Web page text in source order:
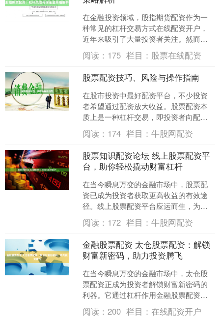
在金融投资领域，股指期货配资作为一
种常见的杠杆交易方式在线配资开户，
近年来吸引了大量投资者关注。然而，
高收益背后往往伴随着高风险，理解杠
杆机制与保证金策略，是每....
阅读： 175 栏目： 股票在线配资
股票配资技巧、风险与操作指南
在股市投资中最好配资平台，不少投资
者希望通过配资放大收益。股票配资本
质上是一种杠杆交易，即投资者向配资
公司借入资金进行股票买卖。本文将详
细介绍股票配资的核心技巧....
阅读： 174 栏目：牛股网配资
股票知识配资论坛 线上股票配资平
台，助你轻松撬动财富杠杆
在当今瞬息万变的金融市场中，股票配
资已成为投资者获取更高收益的有效途
径。线上股票配资平台应运而生，为投
资者提供了便捷、高效的配资服务。 股
票配资允许投资者使用杠....
阅读： 172 栏目：牛股网配资
金融股票配资 太仓股票配资：解锁
财富新密码，助力投资腾飞
在当今瞬息万变的金融市场中，太仓股
票配资正成为投资者解锁财富新密码的
利器。它通过杠杆作用金融股票配资，
放大投资者的资金，为其提供更高的收
益潜力。 配资放大收益的....
阅读：200 栏目：在线配资开户